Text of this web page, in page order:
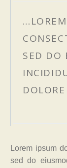
SED DO
Lorem ipsum
sed do